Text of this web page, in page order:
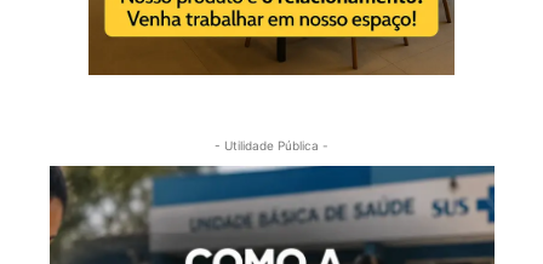
- Utilidade Pública -